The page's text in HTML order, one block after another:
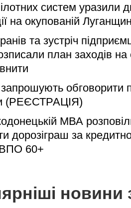
систем уразили
на окупованій
та зустріч
план заходів на
обговорити
(РЕЄСТРАЦІЯ)
МВА
дорозіграш за
60+
новини